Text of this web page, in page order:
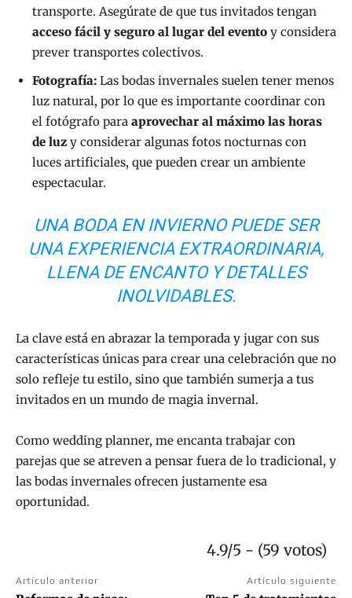
transporte. Asegúrate de que tus invitados tengan
acceso fácil y seguro al lugar del evento y considera
prever transportes colectivos.
Fotografía: Las bodas invernales suelen tener menos
luz natural, por lo que es importante coordinar con
el fotógrafo para aprovechar al máximo las horas
de luz y considerar algunas fotos nocturnas con
luces artificiales, que pueden crear un ambiente
espectacular.
UNA BODA EN INVIERNO PUEDE SER
UNA EXPERIENCIA EXTRAORDINARIA,
LLENA DE ENCANTO Y DETALLES
INOLVIDABLES.
La clave está en abrazar la temporada y jugar con sus
características únicas para crear una celebración que no
solo refleje tu estilo, sino que también sumerja a tus
invitados en un mundo de magia invernal.
Como wedding planner, me encanta trabajar con
parejas que se atreven a pensar fuera de lo tradicional, y
las bodas invernales ofrecen justamente esa
oportunidad.
4.9/5 - (59 votos)
Artículo anterior Artículo siguiente